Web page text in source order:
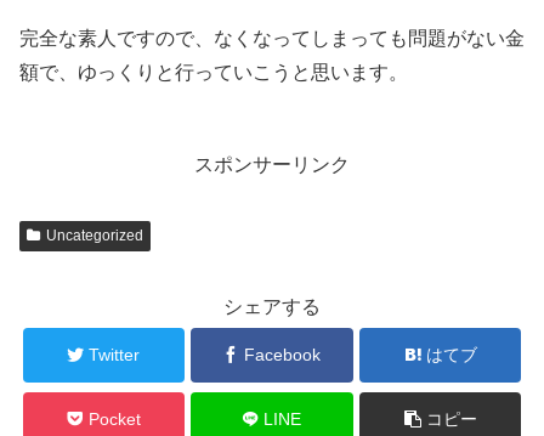
完全な素人ですので、なくなってしまっても問題がない金
額で、ゆっくりと行っていこうと思います。
スポンサーリンク
Uncategorized
シェアする
Twitter Facebook はてブ
Pocket LINE コピー